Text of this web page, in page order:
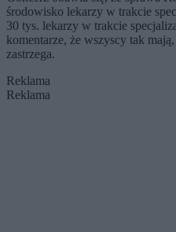
środowisko lekarzy w trakcie
30 tys. lekarzy w trakcie
komentarze, że wszyscy tak
zastrzega.
Reklama
Reklama